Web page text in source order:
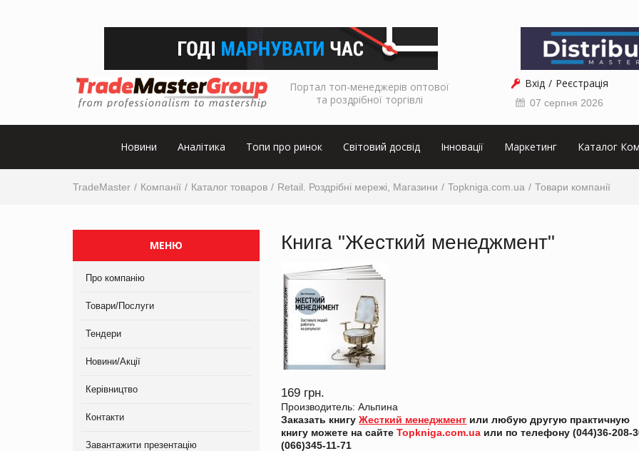
Портал топ-менеджерів оптової
та роздрібної торгівлі
Вхід Реєстрація
07 серпня 2026
Новини Аналітика Топи про ринок Світовий досвід Інновації Маркетинг Каталог
TradeMaster Компанії Каталог товаров Retail. Роздрібні мережі, Магазини Topkniga.com.ua Товари компанії
МЕНЮ
Про компанію
Товари/Послуги
Тендери
Новини/Акції
Керівництво
Контакти
Завантажити презентацію
Книга "Жесткий менеджмент"
169 грн.
Производитель: Альпина
Заказать книгуЖесткий менеджмент или любую другую практичную
книгу можете на сайтеTopkniga.com.ua или по телефону (044)36-208-
(066)345-11-71